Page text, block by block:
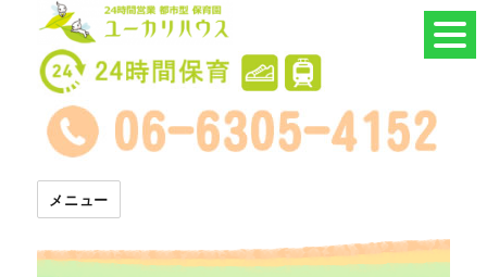
24時間託児所 ユーカリハウス
メニュー